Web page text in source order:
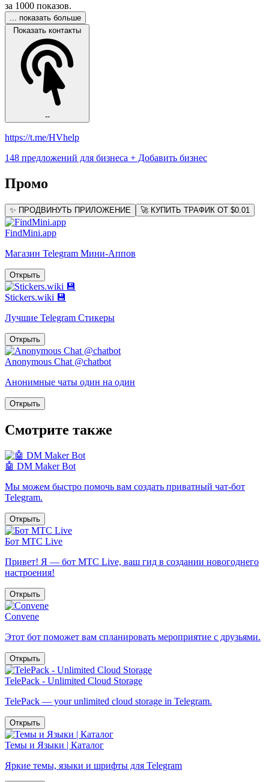
за 1000 показов.
... показать больше
Показать контакты
--
https://t.me/HVhelp
148 предложений для бизнеса + Добавить бизнес
Промо
✨ ПРОДВИНУТЬ ПРИЛОЖЕНИЕ 🚀 КУПИТЬ ТРАФИК ОТ $0.01
FindMini.app
Магазин Telegram Мини-Аппов
Открыть
Stickers.wiki 💾
Лучшие Telegram Стикеры
Открыть
Anonymous Chat @chatbot
Анонимные чаты один на один
Открыть
Смотрите также
🤖 DM Maker Bot
Мы можем быстро помочь вам создать приватный чат-бот
Telegram.
Открыть
Бот МТС Live
Привет! Я — бот МТС Live, ваш гид в создании новогоднего
настроения!
Открыть
Convene
Этот бот поможет вам спланировать мероприятие с друзьями.
Открыть
TelePack - Unlimited Cloud Storage
TelePack — your unlimited cloud storage in Telegram.
Открыть
Темы и Языки | Каталог
Яркие темы, языки и шрифты для Telegram